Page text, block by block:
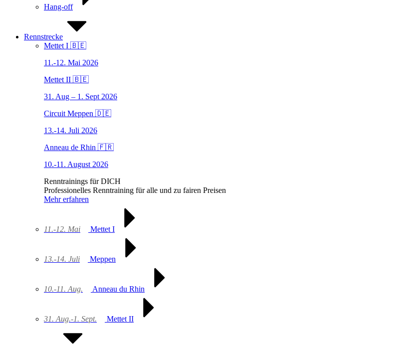
Hang-off
Rennstrecke
Mettet I 🇧🇪
11.-12. Mai 2026
Mettet II 🇧🇪
31. Aug – 1. Sept 2026
Circuit Meppen 🇩🇪
13.-14. Juli 2026
Anneau de Rhin 🇫🇷
10.-11. August 2026
Renntrainings für DICH
Professionelles Renntraining für alle und zu fairen Preisen
Mehr erfahren
11.-12. Mai Mettet I
13.-14. Juli Meppen
10.-11. Aug. Anneau du Rhin
31. Aug.-1. Sept. Mettet II